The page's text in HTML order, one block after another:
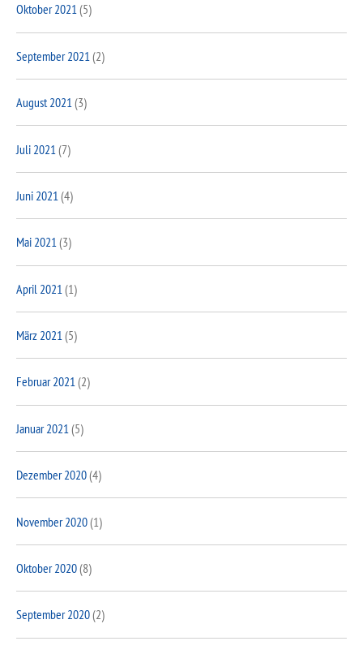
Oktober 2021(5)
September 2021 (2)
August 2021(3)
Juli 2021 (7)
Juni 2021 (4)
Mai 2021(3)
April 2021 (1)
März 2021(5)
Februar 2021(2)
Januar 2021 (5)
Dezember 2020(4)
November 2020(1)
Oktober 2020(8)
September 2020(2)